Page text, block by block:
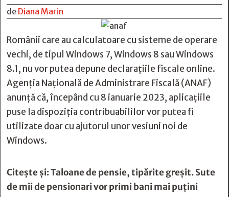
de Diana Marin
Românii care au calculatoare cu sisteme de operare
vechi, de tipul Windows 7, Windows 8 sau Windows
8.1, nu vor putea depune declaraţiile fiscale online.
Agenția Națională de Administrare Fiscală (ANAF)
anunță că, începând cu 8 ianuarie 2023, aplicațiile
puse la dispoziția contribuabililor vor putea fi
utilizate doar cu ajutorul unor vesiuni noi de
Windows.
Citește și:Taloane de pensie, tipărite greșit. Sute
de mii de pensionari vor primi bani mai puțini